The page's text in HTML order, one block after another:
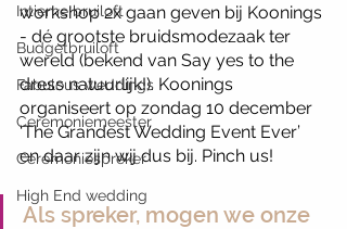
Intieme bruiloft
Budgetbruiloft
Fabulous weddings
Ceremoniemeester
Ceremoniespreker
High End wedding
workshop 2x gaan geven bij Koonings
- dé grootste bruidsmodezaak ter
wereld (bekend van Say yes to the
dress natuurlijk!). Koonings
organiseert op zondag 10 december
‘The Grandest Wedding Event Ever’
en daar zijn wij dus bij. Pinch us!
Als spreker, mogen we onze